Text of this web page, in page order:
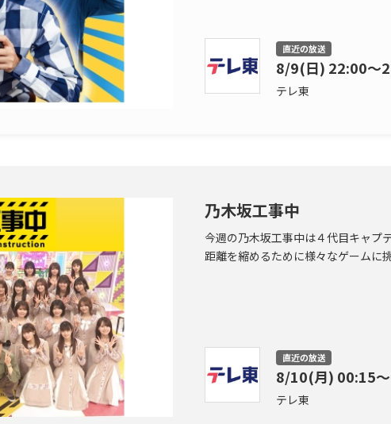
直近の放送
8/9(日) 22:00〜
テレ東
乃木坂工事中
今週の乃木坂工事中は４代目キャプ
距離を縮めるために様々なゲームに
直近の放送
8/10(月) 00:15
テレ東